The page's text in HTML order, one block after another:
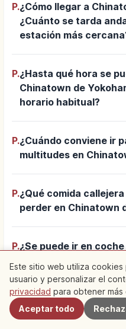
P.¿Cómo llegar a
¿Cuánto se tarda
estación más
P.¿Hasta qué hora se
Chinatown de
horario habitual?
P.¿Cuándo conviene ir
multitudes en
P.¿Qué comida
perder en Chinatown
P.¿Se puede ir en
Yokohama? ¿Cómo
P.¿Hay lugares para
Yokohama además de
Este sitio web utiliza
usuario y personalizar el
privacidad para obtener más
Aceptar todo